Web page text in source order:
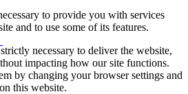
to provide you with services
and to use some of its features.
necessary to deliver the website,
impacting how our site functions.
by changing your browser settings and
this website.